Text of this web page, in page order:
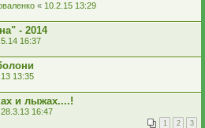
« 10.2.15 13:29
- 2014
16:37
13:35
и лыжах....!
28.3.13 16:47
1 2 3